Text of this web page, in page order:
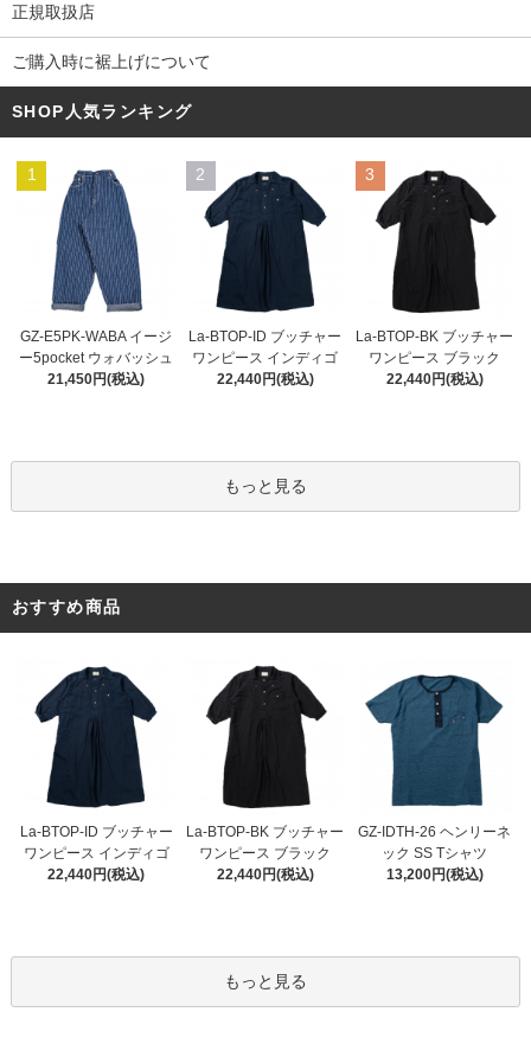
正規取扱店
ご購入時に裾上げについて
SHOP人気ランキング
1
GZ-E5PK-WABA イージ
ー5pocket ウォバッシュ
21,450円(税込)
2
La-BTOP-ID ブッチャー
ワンピース インディゴ
22,440円(税込)
3
La-BTOP-BK ブッチャー
ワンピース ブラック
22,440円(税込)
もっと見る
おすすめ商品
La-BTOP-ID ブッチャー
ワンピース インディゴ
22,440円(税込)
La-BTOP-BK ブッチャー
ワンピース ブラック
22,440円(税込)
GZ-IDTH-26 ヘンリーネ
ック SS Tシャツ
13,200円(税込)
もっと見る